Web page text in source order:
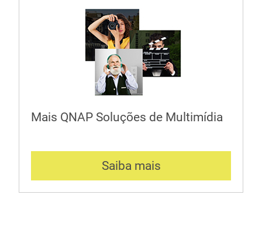
Mais QNAP Soluções de Multimídia
Saiba mais